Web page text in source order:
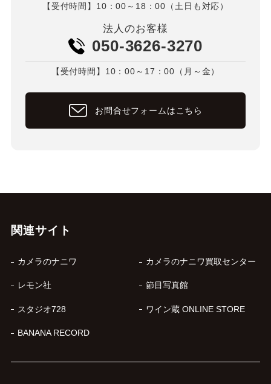
【受付時間】10：00～18：00（土日も対応）
法人のお客様
050-3626-3270
【受付時間】10：00～17：00（月～金）
お問合せフォームはこちら
関連サイト
カメラのナニワ カメラのナニワ買取センター
レモン社 節目写真館
スタジオ728 ワイン蔵 ONLINE STORE
BANANA RECORD